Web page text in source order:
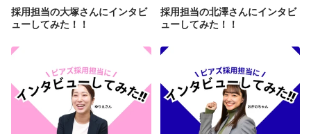
採用担当の大塚さんにインタビ
ューしてみた！！
採用担当の北澤さんにインタビ
ューしてみた！！